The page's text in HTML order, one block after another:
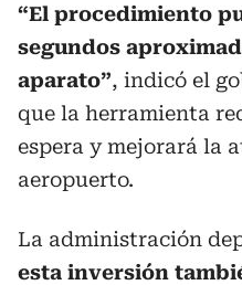
“El procedimiento
segundos
aparato”, indicó el
que la herramienta
espera y mejorará la
aeropuerto.
La administración
esta inversión